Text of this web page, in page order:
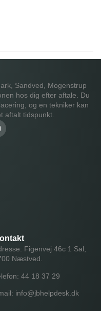
Sandved, Mogenstrup
hos dig efter aftale. Du
og en tekniker kan
aftalt tidspunkt.
Figenvej 46c 1 Sal,
Næstved.
44 18 37 29
info@jbhelpdesk.dk